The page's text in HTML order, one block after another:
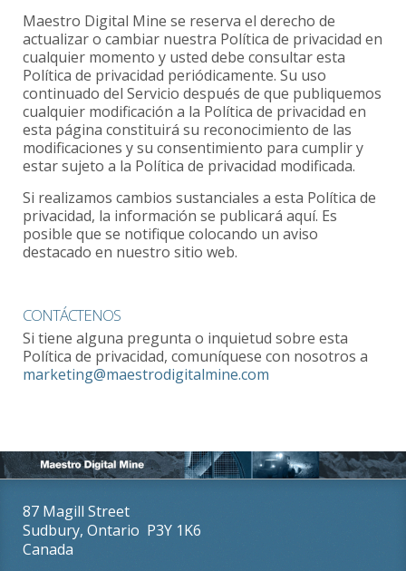
Maestro Digital Mine se reserva el derecho de
actualizar o cambiar nuestra Política de privacidad en
cualquier momento y usted debe consultar esta
Política de privacidad periódicamente. Su uso
continuado del Servicio después de que publiquemos
cualquier modificación a la Política de privacidad en
esta página constituirá su reconocimiento de las
modificaciones y su consentimiento para cumplir y
estar sujeto a la Política de privacidad modificada.
Si realizamos cambios sustanciales a esta Política de
privacidad, la información se publicará aquí. Es
posible que se notifique colocando un aviso
destacado en nuestro sitio web.
CONTÁCTENOS
Si tiene alguna pregunta o inquietud sobre esta
Política de privacidad, comuníquese con nosotros a
marketing@maestrodigitalmine.com
87 Magill Street
Sudbury, Ontario P3Y 1K6
Canada